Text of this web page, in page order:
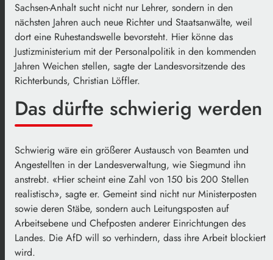
Sachsen-Anhalt sucht nicht nur Lehrer, sondern in den
nächsten Jahren auch neue Richter und Staatsanwälte, weil
dort eine Ruhestandswelle bevorsteht. Hier könne das
Justizministerium mit der Personalpolitik in den kommenden
Jahren Weichen stellen, sagte der Landesvorsitzende des
Richterbunds, Christian Löffler.
Das dürfte schwierig werden
Schwierig wäre ein größerer Austausch von Beamten und
Angestellten in der Landesverwaltung, wie Siegmund ihn
anstrebt. «Hier scheint eine Zahl von 150 bis 200 Stellen
realistisch», sagte er. Gemeint sind nicht nur Ministerposten
sowie deren Stäbe, sondern auch Leitungsposten auf
Arbeitsebene und Chefposten anderer Einrichtungen des
Landes. Die AfD will so verhindern, dass ihre Arbeit blockiert
wird.